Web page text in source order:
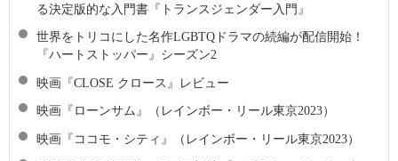
る決定版的な入門書『トランスジェンダー入門』
世界をトリコにした名作LGBTQドラマの続編が配信開始！
『ハートストッパー』シーズン2
映画『CLOSE クロース』レビュー
映画『ローンサム』（レインボー・リール東京2023）
映画『ココモ・シティ』（レインボー・リール東京2023）